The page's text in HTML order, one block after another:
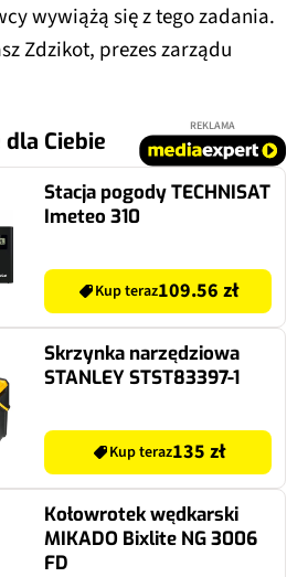
wywiążą się z tego zadania.
Zdzikot, prezes zarządu
Ciebie
REKLAMA
Stacja pogody TECHNISAT
Imeteo 310
Kup teraz109.56 zł
Skrzynka narzędziowa
STANLEY STST83397-1
Kup teraz135 zł
Kołowrotek wędkarski
MIKADO Bixlite NG 3006
FD